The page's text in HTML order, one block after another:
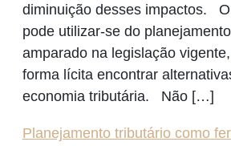
diminuição desses impactos.
pode utilizar-se do
amparado na legislação
forma lícita encontrar
economia tributária. Não […]
Planejamento tributário como